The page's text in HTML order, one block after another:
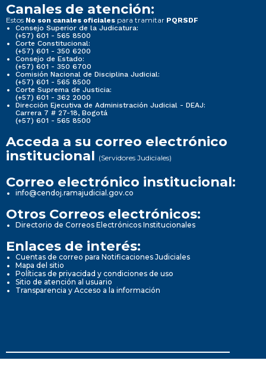
Canales de atención:
Estos No son canales oficiales para tramitar PQRSDF
Consejo Superior de la Judicatura:
(+57) 601 - 565 8500
Corte Constitucional:
(+57) 601 - 350 6200
Consejo de Estado:
(+57) 601 - 350 6700
Comisión Nacional de Disciplina Judicial:
(+57) 601 - 565 8500
Corte Suprema de Justicia:
(+57) 601 - 362 2000
Dirección Ejecutiva de Administración Judicial - DEAJ:
Carrera 7 # 27-18, Bogotá
(+57) 601 - 565 8500
Acceda a su correo electrónico
institucional (Servidores Judiciales)
Correo electrónico institucional:
info@cendoj.ramajudicial.gov.co
Otros Correos electrónicos:
Directorio de Correos Electrónicos Institucionales
Enlaces de interés:
Cuentas de correo para Notificaciones Judiciales
Mapa del sitio
Políticas de privacidad y condiciones de uso
Sitio de atención al usuario
Transparencia y Acceso a la información